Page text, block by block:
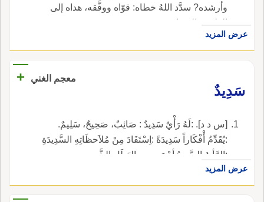
وأرشده? سدَّد اللهُ خطاه: قوّاه ووفَّقه، هداه إلى
الطريق الصواب.
عرض المزيد
معجم الغني
+
سَدِيدٌ
[س د د]. :لَهُ رَأْيٌ سَدِيدٌ : صَائِبٌ، صَحِيحٌ، سَلِيمٌ.
:يُقَدِّمُ أْفْكَاراً سَدِيدَةً :اِسْتَفَادَ مِنْ مُلاَحظَاتِهِ السَّدِيدَةِ
:الرَّأيُ السَّدِيدُ أحْمَى مِن البَطَلِ الشَّدِيدِ.
عرض المزيد